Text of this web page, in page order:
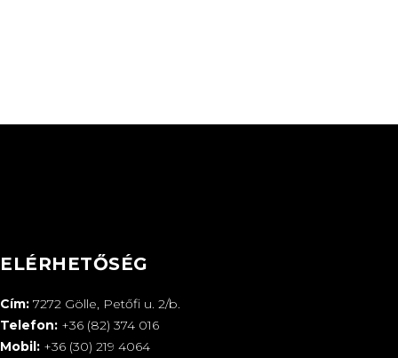
ELÉRHETŐSÉG
Cím: 7272 Gölle, Petőfi u. 2/b.
Telefon: +36 (82) 374 016
Mobil: +36 (30) 219 4064